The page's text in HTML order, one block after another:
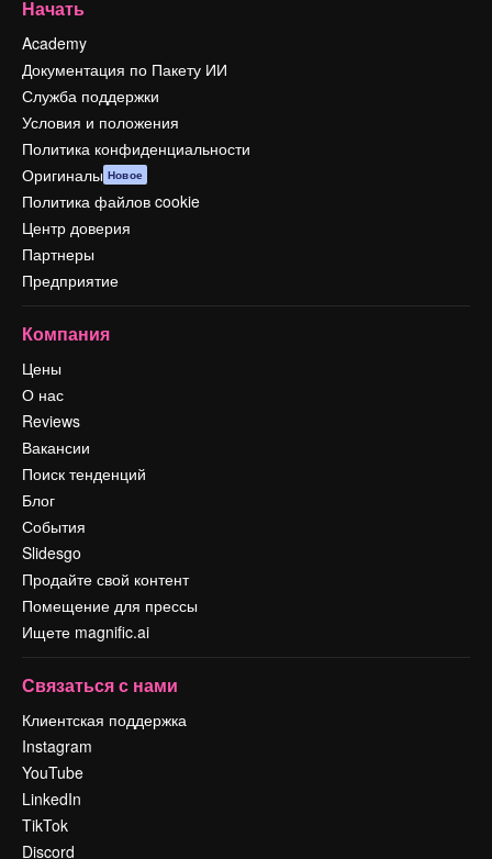
Начать
Academy
Документация по Пакету ИИ
Служба поддержки
Условия и положения
Политика конфиденциальности
Оригиналы Новое
Политика файлов cookie
Центр доверия
Партнеры
Предприятие
Компания
Цены
О нас
Reviews
Вакансии
Поиск тенденций
Блог
События
Slidesgo
Продайте свой контент
Помещение для прессы
Ищете magnific.ai
Связаться с нами
Клиентская поддержка
Instagram
YouTube
LinkedIn
TikTok
Discord